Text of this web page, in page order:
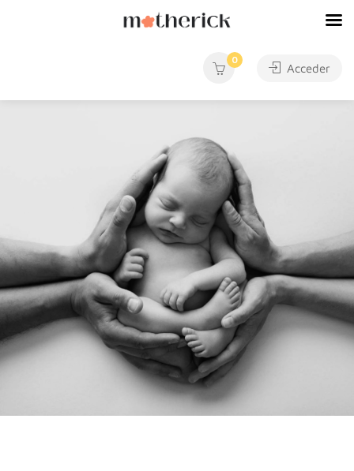
0
Acceder